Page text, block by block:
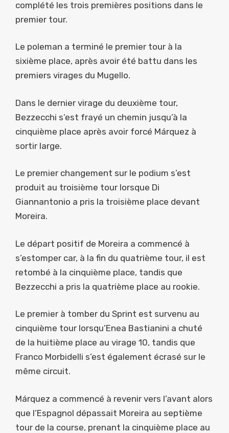
complété les trois premières positions dans le
premier tour.
Le poleman a terminé le premier tour à la
sixième place, après avoir été battu dans les
premiers virages du Mugello.
Dans le dernier virage du deuxième tour,
Bezzecchi s’est frayé un chemin jusqu’à la
cinquième place après avoir forcé Márquez à
sortir large.
Le premier changement sur le podium s’est
produit au troisième tour lorsque Di
Giannantonio a pris la troisième place devant
Moreira.
Le départ positif de Moreira a commencé à
s’estomper car, à la fin du quatrième tour, il est
retombé à la cinquième place, tandis que
Bezzecchi a pris la quatrième place au rookie.
Le premier à tomber du Sprint est survenu au
cinquième tour lorsqu’Enea Bastianini a chuté
de la huitième place au virage 10, tandis que
Franco Morbidelli s’est également écrasé sur le
même circuit.
Márquez a commencé à revenir vers l’avant alors
que l’Espagnol dépassait Moreira au septième
tour de la course, prenant la cinquième place au